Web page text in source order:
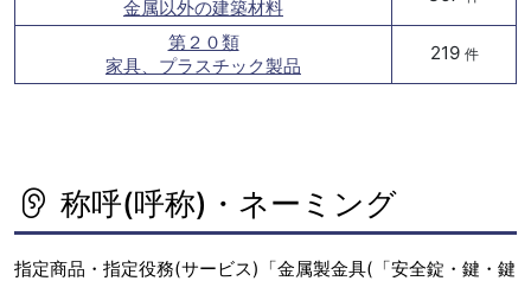
金属以外の建築材料
第２０類
家具、プラスチック製品
219 件
称呼(呼称)・ネーミング
指定商品・指定役務(サービス)「金属製金具(「安全錠・鍵・鍵